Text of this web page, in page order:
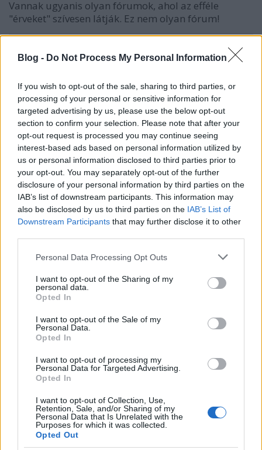
Blog - Do Not Process My Personal Information
If you wish to opt-out of the sale, sharing to third parties, or
processing of your personal or sensitive information for
targeted advertising by us, please use the below opt-out
section to confirm your selection. Please note that after your
opt-out request is processed you may continue seeing
interest-based ads based on personal information utilized by
us or personal information disclosed to third parties prior to
your opt-out. You may separately opt-out of the further
disclosure of your personal information by third parties on the
IAB’s list of downstream participants. This information may
also be disclosed by us to third parties on the IAB’s List of
Downstream Participants that may further disclose it to other
Please note that this website/app uses one or more Google
not limited to your visit or usage behaviour. You may click to
grant or deny consent to Google and its third-party tags to
use your data for below specified purposes in below Google
consent section.
Personal Data Processing Opt Outs
I want to opt-out of the Sharing of my
personal data.
Opted In
I want to opt-out of the Sale of my
Personal Data.
Opted In
I want to opt-out of processing my
Personal Data for Targeted Advertising.
Opted In
I want to opt-out of Collection, Use,
Retention, Sale, and/or Sharing of my
Personal Data that Is Unrelated with the
Purposes for which it was collected.
Opted Out
Vannak ugyanis olyan fórumok, ahol az efféle
"érveket" szívesen látják. Ez nem olyan fórum!
PintérTamás
@Krampux: Teljesen egyetértve Pollmann Ferenccel
a szerkesztőség nevében is kérjük ennek a
figyelembe vételét!
Moticska Tihamér
12 éve
Örülök, hogy az éppen ”kiönteni készülő”
beszélgetést végül sikerült visszaterelni a medrébe.
Számomra az itteni eszmecsere felért egy jó
hangulatú történelem órával. Több dolog
világosabb lett előttem, mint azelőtt volt.
Trájer János
@PollmannFerenc
Trájer János
@PintérTamás: Tamás, ha ez gondot okoz, legyen
szíve törölje az utolsó bejegyzésem, bár én csak
Cicerót idéztem, ezek szerint Őt is törölni kellene a